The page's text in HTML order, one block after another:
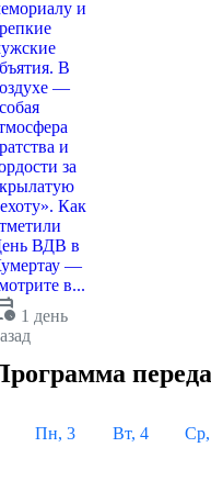
и
В
—
и
за
Как
ВДВ в
—
в...
1 день
Пн, 3 Вт, 4